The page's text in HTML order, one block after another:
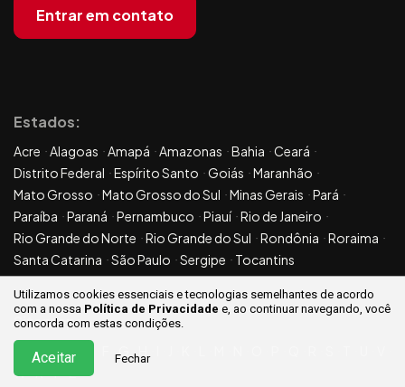
Utilizamos cookies essenciais e tecnologias semelhantes de acordo
com a nossa Política de Privacidade e, ao continuarnavegando, você
concorda com estas condições.
Aceitar Fechar
Entrar em contato
Estados:
Acre Alagoas Amapá Amazonas Bahia
Ceará
Distrito Federal
Espírito Santo Goiás
Maranhão
Mato Grosso
Mato Grosso do Sul Minas Gerais
Pará
Paraíba
Paraná Pernambuco Piauí Rio de Janeiro
Rio Grande do Norte
Rio Grande do Sul Rondônia
Roraima
Santa Catarina
São Paulo Sergipe Tocantins
Sitemap:
B C D G
W X Y Z